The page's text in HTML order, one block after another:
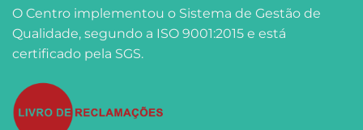
O Centro implementou o Sistema de Gestão de
Qualidade, segundo a ISO 9001:2015 e está
certificado pela SGS.